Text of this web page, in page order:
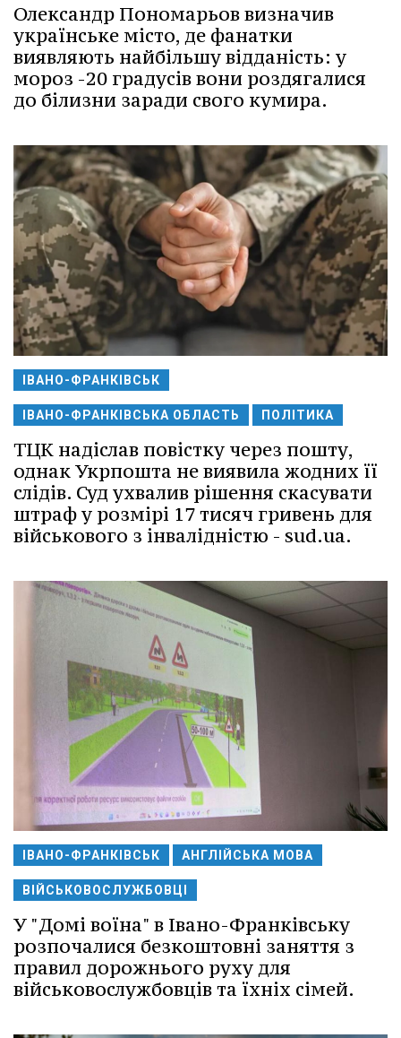
Олександр Пономарьов визначив
українське місто, де фанатки
виявляють найбільшу відданість: у
мороз -20 градусів вони роздягалися
до білизни заради свого кумира.
ІВАНО-ФРАНКІВСЬК
ІВАНО-ФРАНКІВСЬКА ОБЛАСТЬ ПОЛІТИКА
ТЦК надіслав повістку через пошту,
однак Укрпошта не виявила жодних її
слідів. Суд ухвалив рішення скасувати
штраф у розмірі 17 тисяч гривень для
військового з інвалідністю - sud.ua.
ІВАНО-ФРАНКІВСЬК АНГЛІЙСЬКА МОВА
ВІЙСЬКОВОСЛУЖБОВЦІ
У "Домі воїна" в Івано-Франківську
розпочалися безкоштовні заняття з
правил дорожнього руху для
військовослужбовців та їхніх сімей.